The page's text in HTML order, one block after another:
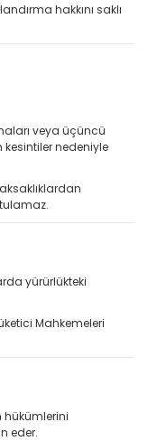
hakkını saklı
veya üçüncü
nedeniyle
yürürlükteki
Mahkemeleri
hükümlerini
eder.